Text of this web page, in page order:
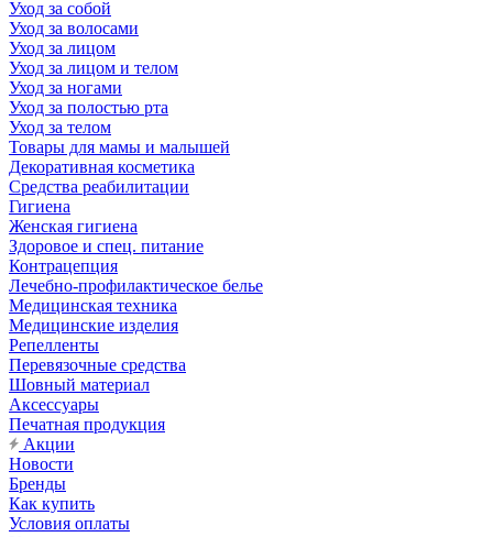
Уход за собой
Уход за волосами
Уход за лицом
Уход за лицом и телом
Уход за ногами
Уход за полостью рта
Уход за телом
Товары для мамы и малышей
Декоративная косметика
Средства реабилитации
Гигиена
Женская гигиена
Здоровое и спец. питание
Контрацепция
Лечебно-профилактическое белье
Медицинская техника
Медицинские изделия
Репелленты
Перевязочные средства
Шовный материал
Аксессуары
Печатная продукция
Акции
Новости
Бренды
Как купить
Условия оплаты